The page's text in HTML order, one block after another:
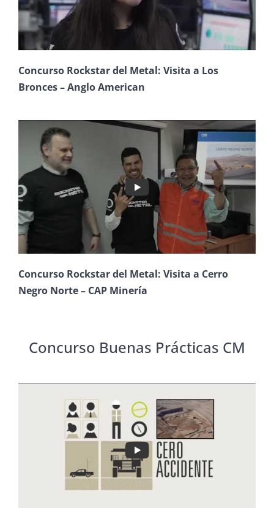
Concurso Rockstar del Metal: Visita a Los
Bronces – Anglo American
Concurso Rockstar del Metal: Visita a Cerro
Negro Norte – CAP Minería
Concurso Buenas Prácticas CM